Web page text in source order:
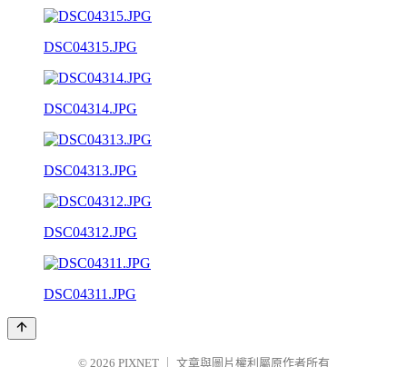
DSC04315.JPG
DSC04314.JPG
DSC04313.JPG
DSC04312.JPG
DSC04311.JPG
© 2026 PIXNET 文章與圖片權利屬原作者所有